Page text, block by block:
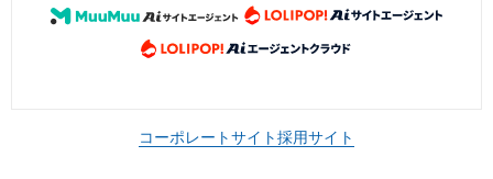
コーポレートサイト採用サイト